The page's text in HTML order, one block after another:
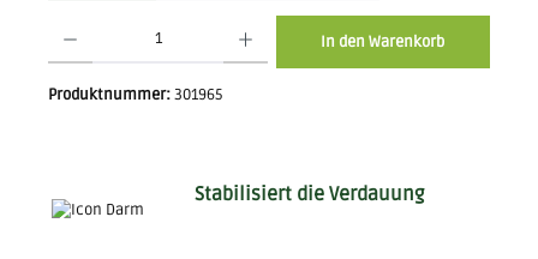
In den Warenkorb
Produktnummer:301965
Stabilisiert die Verdauung